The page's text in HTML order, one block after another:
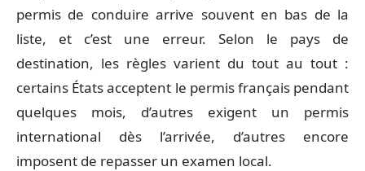
permis de conduire arrive souvent en bas de la
liste, et c’est une erreur. Selon le pays de
destination, les règles varient du tout au tout :
certains États acceptent le permis français pendant
quelques mois, d’autres exigent un permis
international dès l’arrivée, d’autres encore
imposent de repasser un examen local.